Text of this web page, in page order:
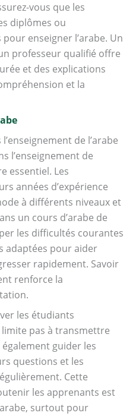
vous que les
diplômes ou
enseigner l’arabe. Un
professeur qualifié offre
et des explications
et la
de l’arabe
l’enseignement de
essentiel. Les
années d’expérience
à différents niveaux et
un cours d’arabe de
les difficultés courantes
adaptées pour aider
rapidement. Savoir
renforce la
les étudiants
pas à transmettre
guider les
questions et les
Cette
les apprenants est
surtout pour